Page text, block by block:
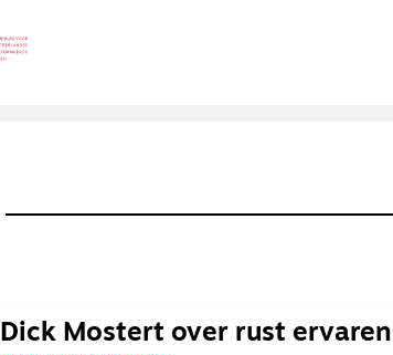
Dick Mostert over rust ervaren